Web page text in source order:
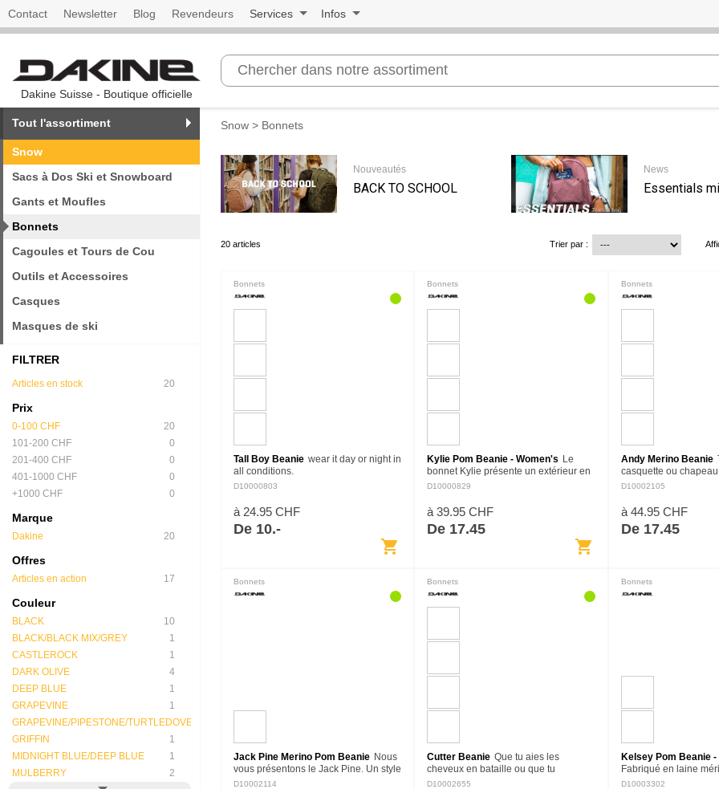
Contact Newsletter Blog Revendeurs Services Infos
Dakine Suisse - Boutique officielle
Tout l'assortiment
Snow
Sacs à Dos Ski et Snowboard
Gants et Moufles
Bonnets
Cagoules et Tours de Cou
Outils et Accessoires
Casques
Masques de ski
FILTRER
Articles en stock 20
Prix
0-100 CHF
20
101-200 CHF
0
201-400 CHF
0
401-1000 CHF
0
+1000 CHF
0
Marque
Dakine 20
Offres
Articles en action 17
Couleur
BLACK
10
BLACK/BLACK MIX/GREY
1
CASTLEROCK
1
DARK OLIVE
4
DEEP BLUE
1
GRAPEVINE
1
GRAPEVINE/PIPESTONE/TURTLEDOVE
GRIFFIN
1
MIDNIGHT BLUE/DEEP BLUE
1
MULBERRY
2
Snow > Bonnets
Nouveautés
BACK TO SCHOOL
News
Essentials
20 articles Trier par :
Bonnets
Tall Boy Beanie wear it day or night in
all conditions.
D10000803
à 24.95 CHF
De 10.-
shopping_cart
Bonnets
Kylie Pom Beanie - Women's Le
bonnet Kylie présente un extérieur en
acrylique dans une conception en
fausse fourrure, un revers…
D10000829
à 39.95 CHF
De 17.45
shopping_cart
Bonnets
Andy Merino Beanie
casquette ou
comme tu veux. Ce
pour un port
D10002105
à 44.95 CHF
De 17.45
Bonnets
Jack Pine Merino Pom Beanie Nous
vous présentons le Jack Pine. Un style
à pompon intemporel en mélange de
D10002114
Bonnets
Cutter Beanie Que tu aies les
cheveux en bataille ou que tu
cherches à te réchauffer, le bonnet
D10002655
Bonnets
Kelsey Pom Beanie -
Fabriqué en laine
tricot torsadé qui ferait
D10003302